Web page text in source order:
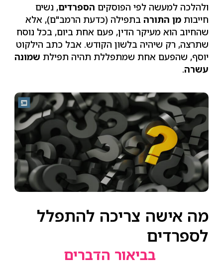
ולהלכה למעשה לפי הפוסקים הספרדים, נשים
חייבות מן התורה בתפילה (כדעת הרמב"ם), אלא
שהחיוב הוא מעיקר הדין, פעם אחת ביום, בכל נוסח
שתרצה, רק שיהיה בלשון הקודש. אבל כתב הילקוט
יוסף, שהפעם אחת שמתפללת תהיה תפילת שמונה
עשרה.
מה אישה צריכה להתפלל
לספרדים
בביאור הדברים